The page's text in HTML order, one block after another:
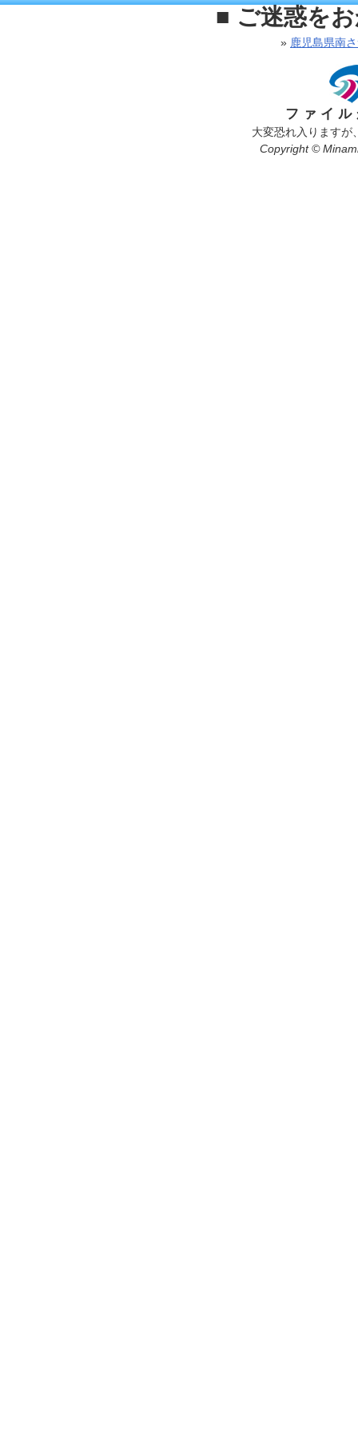
■ ご迷惑を
» 鹿児島県南
ファイ
大変恐れ入りますが
Copyright ©